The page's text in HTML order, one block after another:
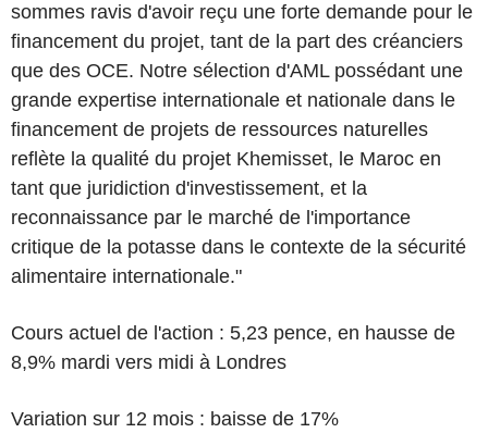
sommes ravis d'avoir reçu une forte demande pour le
financement du projet, tant de la part des créanciers
que des OCE. Notre sélection d'AML possédant une
grande expertise internationale et nationale dans le
financement de projets de ressources naturelles
reflète la qualité du projet Khemisset, le Maroc en
tant que juridiction d'investissement, et la
reconnaissance par le marché de l'importance
critique de la potasse dans le contexte de la sécurité
alimentaire internationale."
Cours actuel de l'action : 5,23 pence, en hausse de
8,9% mardi vers midi à Londres
Variation sur 12 mois : baisse de 17%